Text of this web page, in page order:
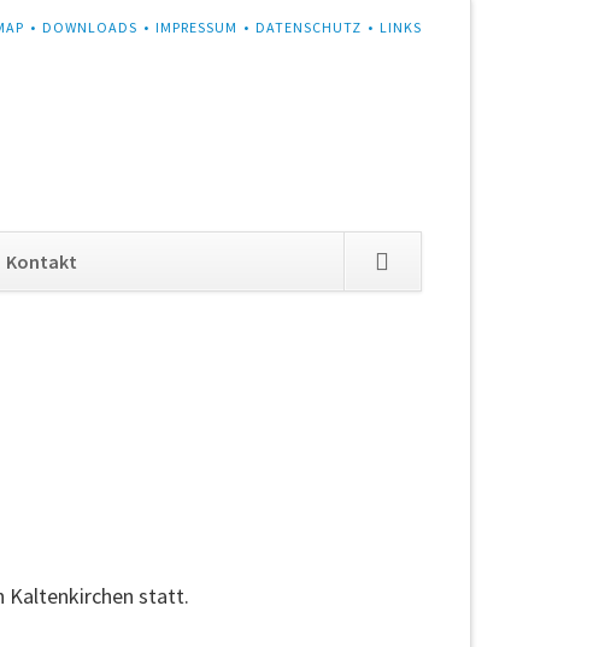
DOWNLOADS IMPRESSUM DATENSCHUTZ LINKS
überspringen
Kontakt
Kaltenkirchen statt.